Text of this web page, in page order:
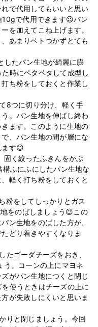
で代用してもいいと思い
で代用できます😉パン
を加えてこね上げます。
あまりベトつかずとても
たパン生地が綺麗に膨
時にペタペタして成型し
ち粉をしておくと作業し
8つに切り分け、軽く手
。パン生地を伸ばし終わ
ます。このように生地の
、パン生地の間が層にな
ます😉
固く絞ったふきんをかぶ
ふにふにしたパン生地な
軽く打ち粉をしておくと
粉をしてしっかりとガス
をのばしましょう😉この
ン生地をのばした方が、
どり着きやすくなりま
たゴーダチーズをおき、
。コーンの上にマヨネ
がパン生地につくと閉じ
使うときはチーズの上に
が失敗しにくいと思いま
りと閉じましょう。今回